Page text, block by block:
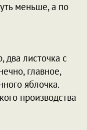
меньше, а по
два листочка с
главное,
яблочка.
производства